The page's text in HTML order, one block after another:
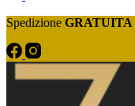
Spedizione GRATUITA